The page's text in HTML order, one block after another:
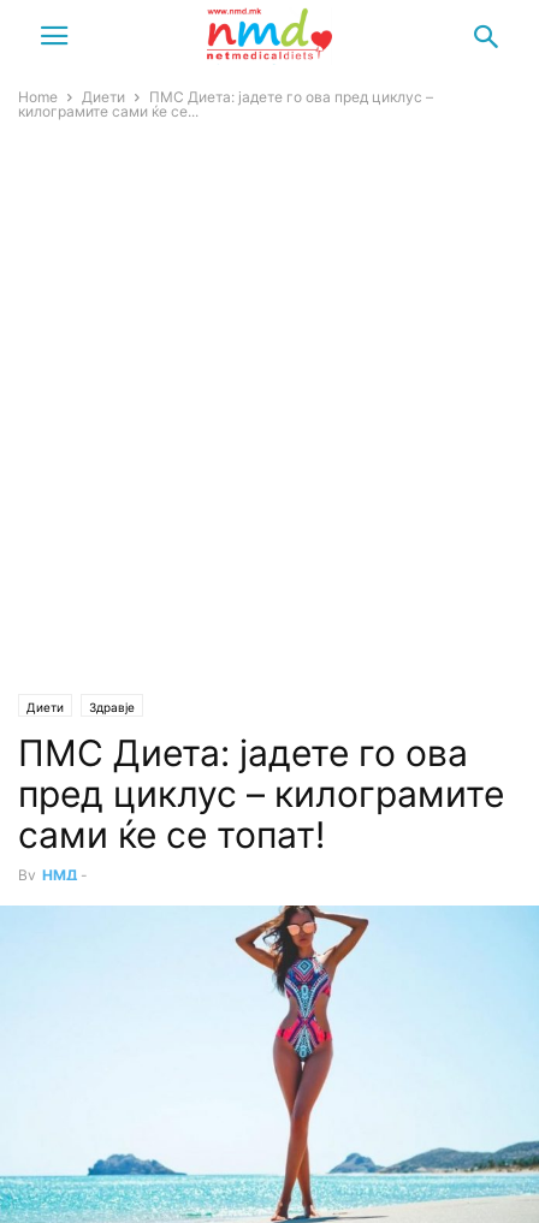
Home Диети
ПМС Диета: јадете го ова пред циклус –
килограмите сами ќе се...
Диети Здравје
ПМС Диета: јадете го ова
пред циклус – килограмите
сами ќе се топат!
By НМД -